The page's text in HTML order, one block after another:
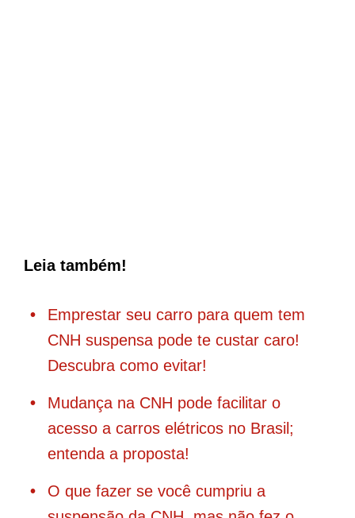
Leia também!
Emprestar seu carro para quem tem
CNH suspensa pode te custar caro!
Descubra como evitar!
Mudança na CNH pode facilitar o
acesso a carros elétricos no Brasil;
entenda a proposta!
O que fazer se você cumpriu a